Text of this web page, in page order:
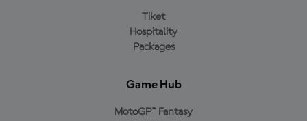
Tiket
Hospitality
Packages
Game Hub
MotoGP™ Fantasy